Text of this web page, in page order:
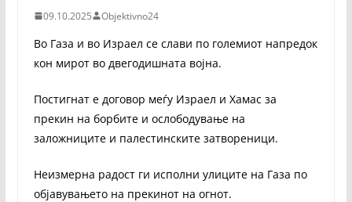
09.10.2025 Objektivno24
Во Газа и во Израел се слави по големиот напредок
кон мирот во двегодишната војна.
Постигнат е договор меѓу Израел и Хамас за
прекин на борбите и ослободување на
заложниците и палестинските затвореници.
Неизмерна радост ги исполни улиците на Газа по
објавувањето на прекинот на огнот.